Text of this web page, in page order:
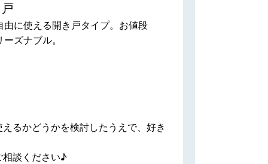
由に使える開き戸タイプ。お値段
ズナブル。
るかどうかを検討したうえで、好き
相談ください♪